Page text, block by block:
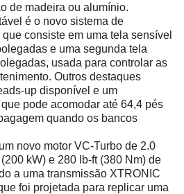
de madeira ou alumínio.
é o novo sistema de
consiste em uma tela sensível
e uma segunda tela
usada para controlar as
Outros destaques
up disponível e um
pode acomodar até 64,4 pés
quando os bancos
novo motor VC-Turbo de 2.0
kW) e 280 lb-ft (380 Nm) de
a uma transmissão XTRONIC
foi projetada para replicar uma